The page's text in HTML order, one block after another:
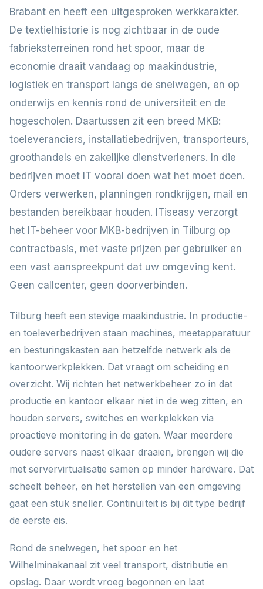
Brabant en heeft een uitgesproken werkkarakter.
De textielhistorie is nog zichtbaar in de oude
fabrieksterreinen rond het spoor, maar de
economie draait vandaag op maakindustrie,
logistiek en transport langs de snelwegen, en op
onderwijs en kennis rond de universiteit en de
hogescholen. Daartussen zit een breed MKB:
toeleveranciers, installatiebedrijven, transporteurs,
groothandels en zakelijke dienstverleners. In die
bedrijven moet IT vooral doen wat het moet doen.
Orders verwerken, planningen rondkrijgen, mail en
bestanden bereikbaar houden. ITiseasy verzorgt
het IT-beheer voor MKB-bedrijven in Tilburg op
contractbasis, met vaste prijzen per gebruiker en
een vast aanspreekpunt dat uw omgeving kent.
Geen callcenter, geen doorverbinden.
Tilburg heeft een stevige maakindustrie. In productie-
en toeleverbedrijven staan machines, meetapparatuur
en besturingskasten aan hetzelfde netwerk als de
kantoorwerkplekken. Dat vraagt om scheiding en
overzicht. Wij richten het netwerkbeheer zo in dat
productie en kantoor elkaar niet in de weg zitten, en
houden servers, switches en werkplekken via
proactieve monitoring in de gaten. Waar meerdere
oudere servers naast elkaar draaien, brengen wij die
met servervirtualisatie samen op minder hardware. Dat
scheelt beheer, en het herstellen van een omgeving
gaat een stuk sneller. Continuïteit is bij dit type bedrijf
de eerste eis.
Rond de snelwegen, het spoor en het
Wilhelminakanaal zit veel transport, distributie en
opslag. Daar wordt vroeg begonnen en laat